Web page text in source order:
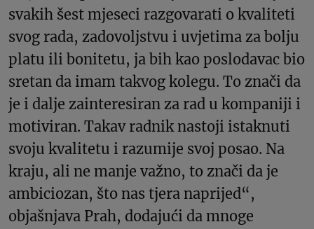
svakih šest mjeseci razgovarati o kvaliteti
svog rada, zadovoljstvu i uvjetima za bolju
platu ili bonitetu, ja bih kao poslodavac bio
sretan da imam takvog kolegu. To znači da
je i dalje zainteresiran za rad u kompaniji i
motiviran. Takav radnik nastoji istaknuti
svoju kvalitetu i razumije svoj posao. Na
kraju, ali ne manje važno, to znači da je
ambiciozan, što nas tjera naprijed“,
objašnjava Prah, dodajući da mnoge